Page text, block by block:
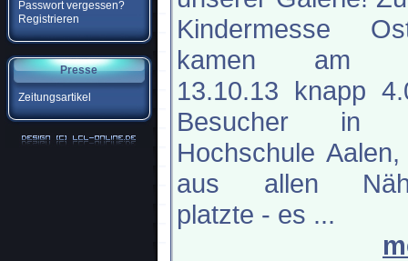
Passwort vergessen?
Registrieren
Presse
Zeitungsartikel
Kindermesse
kamen am
13.10.13 knapp
Besucher in
Hochschule
aus allen
platzte - es ...